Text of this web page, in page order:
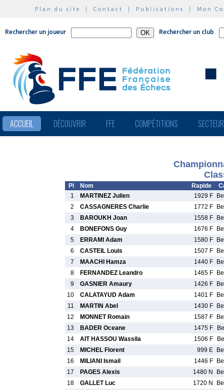
Plan du site | Contact | Publications | Mon
Rechercher un joueur Rechercher un club
ACCUEIL DÉCOUVRIR FFE COMPÉTITIONS
Pl Nom Rapide
1
MARTINEZ Julien 1929 F
2
CASSAGNERES Charlie 1772 F
3
BAROUKH Joan 1558 F
4
BONEFONS Guy 1676 F
5
ERRAMI Adam 1580 F
6
CASTEIL Louis 1507 F
7
MAACHI Hamza 1440 F
8
FERNANDEZ Leandro 1465 F
9
GASNIER Amaury 1426 F
10
CALATAYUD Adam 1401 F
11
MARTIN Abel 1430 F
12
MONNET Romain 1587 F
13
BADER Oceane 1475 F
14
AIT HASSOU Wassila 1506 F
15
MICHEL Florent 999 E
16
MILIANI Ismail 1446 F
17
PAGES Alexis 1480 N
18
GALLET Luc 1720 N